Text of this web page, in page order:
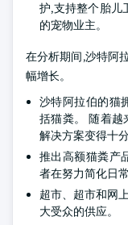
护,支持整个胎儿
的宠物业主。
在分析期间,沙特阿
幅增长。
沙特阿拉伯的猫
括猫粪。 随着越
解决方案变得十分
推出高额猫粪产
者在努力简化日
超市、超市和网
大受众的供应。